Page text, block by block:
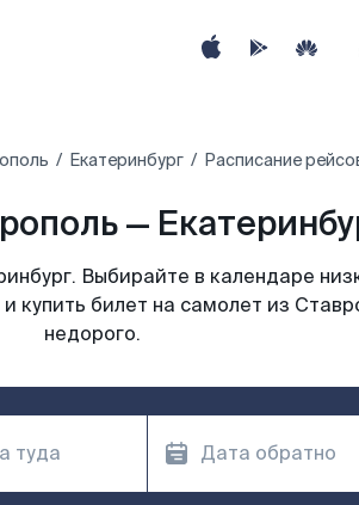
Екатеринбург Расписание
—
Выбирайте в календаре
купить билет на самолет из
недорого.